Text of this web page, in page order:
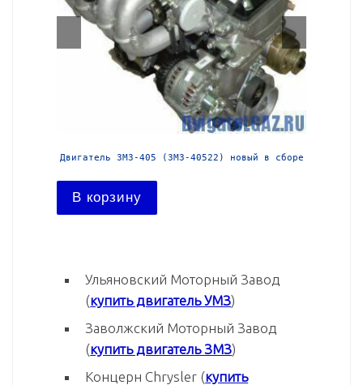
Двигатель ЗМЗ-405 (ЗМЗ-40522) новый в сборе
В корзину
Ульяновский Моторный Завод
(купить двигатель УМЗ)
Заволжский Моторный Завод
(купить двигатель ЗМЗ)
Концерн Chrysler (купить